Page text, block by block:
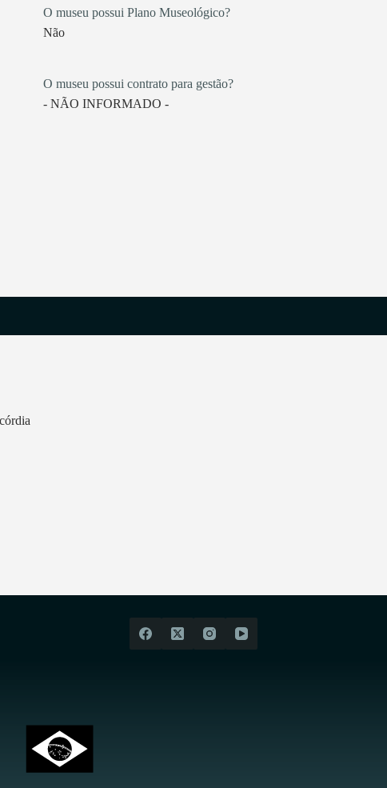
O museu possui Plano Museológico?
Não
O museu possui contrato para gestão?
- NÃO INFORMADO -